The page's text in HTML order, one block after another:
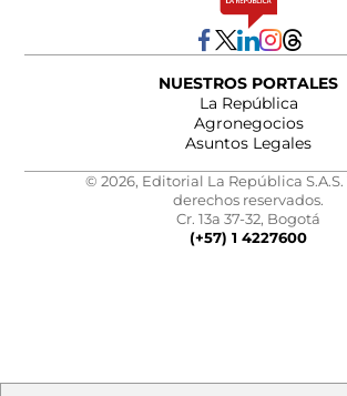
NUESTROS PORTALES
La República
Agronegocios
Asuntos Legales
© 2026, Editorial La República S.A.S.
derechos reservados.
Cr. 13a 37-32, Bogotá
(+57) 1 4227600